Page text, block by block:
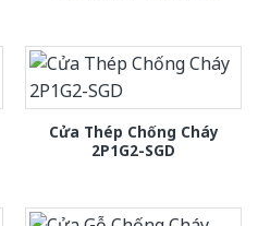
Cửa Thép Chống Cháy
2P1G2-SGD